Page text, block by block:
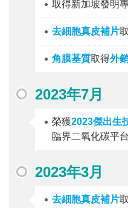
取得新加坡發明
去細胞真皮補片
角膜基質取得外
2023年7月
榮獲2023傑出生
臨界二氧化碳平
2023年3月
去細胞真皮補片